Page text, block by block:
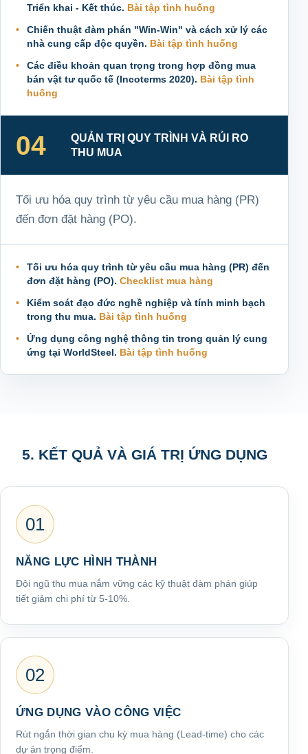
Triển khai - Kết thúc. Bài tập tình huống
Chiến thuật đàm phán "Win-Win" và cách xử lý các
nhà cung cấp độc quyền. Bài tập tình huống
Các điều khoản quan trọng trong hợp đồng mua
bán vật tư quốc tế (Incoterms 2020). Bài tập tình
huống
04
QUẢN TRỊ QUY TRÌNH VÀ RỦI RO
THU MUA
Tối ưu hóa quy trình từ yêu cầu mua hàng (PR)
đến đơn đặt hàng (PO).
Tối ưu hóa quy trình từ yêu cầu mua hàng (PR) đến
đơn đặt hàng (PO). Checklist mua hàng
Kiểm soát đạo đức nghề nghiệp và tính minh bạch
trong thu mua. Bài tập tình huống
Ứng dụng công nghệ thông tin trong quản lý cung
ứng tại WorldSteel. Bài tập tình huống
5. KẾT QUẢ VÀ GIÁ TRỊ ỨNG DỤNG
01
NĂNG LỰC HÌNH THÀNH
Đội ngũ thu mua nắm vững các kỹ thuật đàm phán giúp
tiết giảm chi phí từ 5-10%.
02
ỨNG DỤNG VÀO CÔNG VIỆC
Rút ngắn thời gian chu kỳ mua hàng (Lead-time) cho các
dự án trọng điểm.